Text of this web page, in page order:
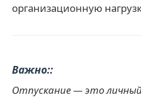
организационную
Важно:
Отпускание — это личный